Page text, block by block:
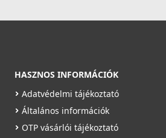
HASZNOS INFORMÁCIÓK
Adatvédelmi tájékoztató
Általános információk
OTP vásárlói tájékoztató